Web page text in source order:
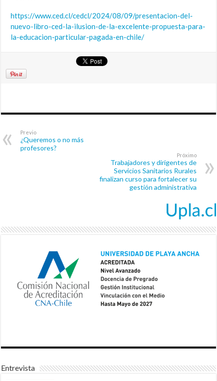
https://www.ced.cl/cedcl/2024/08/09/presentacion-del-
nuevo-libro-ced-la-ilusion-de-la-excelente-propuesta-para-
la-educacion-particular-pagada-en-chile/
Previo
¿Queremos o no más
profesores?
Próximo
Trabajadores y dirigentes de
Servicios Sanitarios Rurales
finalizan curso para fortalecer su
gestión administrativa
Entrevista